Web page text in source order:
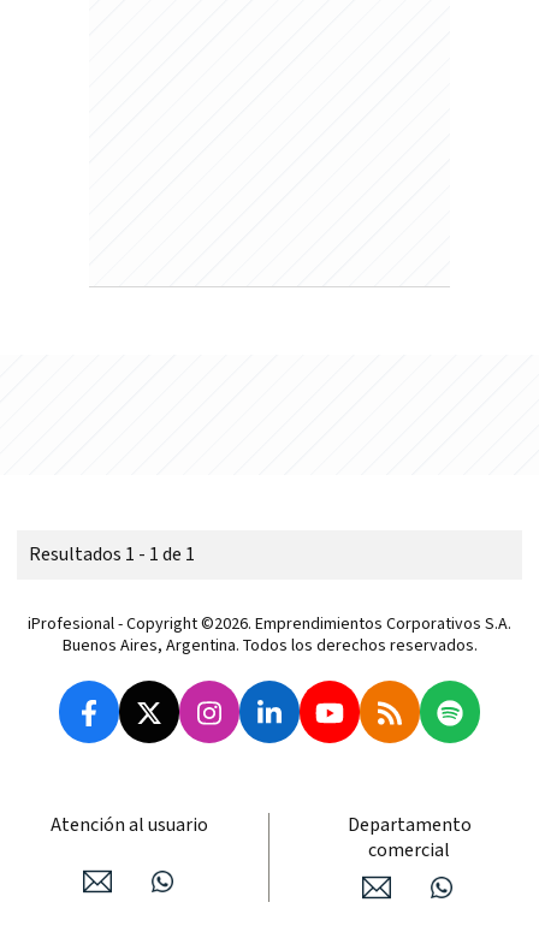
Resultados 1 - 1 de 1
iProfesional - Copyright ©2026. Emprendimientos Corporativos S.A.
Buenos Aires, Argentina. Todos los derechos reservados.
Atención al usuario
Departamento
comercial